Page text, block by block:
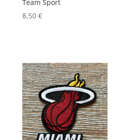
Team Sport
8,50 €